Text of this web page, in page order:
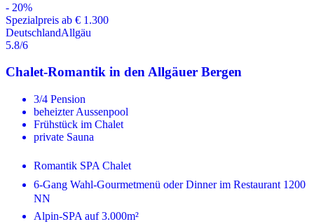
- 20%
Spezialpreis ab € 1.300
DeutschlandAllgäu
5.8/6
Chalet-Romantik in den Allgäuer Bergen
3/4 Pension
beheizter Aussenpool
Frühstück im Chalet
private Sauna
Romantik SPA Chalet
6-Gang Wahl-Gourmetmenü oder Dinner im Restaurant 1200
NN
Alpin-SPA auf 3.000m²